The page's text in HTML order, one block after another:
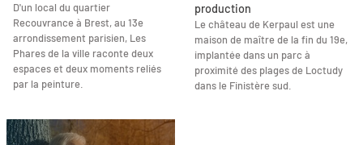
D'un local du quartier
Recouvrance à Brest, au 13e
arrondissement parisien, Les
Phares de la ville raconte deux
espaces et deux moments reliés
par la peinture.
production
Le château de Kerpaul est une
maison de maître de la fin du 19e,
implantée dans un parc à
proximité des plages de Loctudy
dans le Finistère sud.